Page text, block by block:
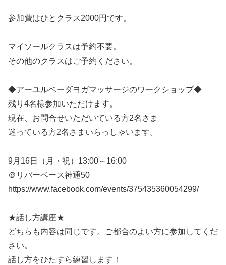
参加費はひとクラス2000円です。
マイソールクラスは予約不要。
その他のクラスはご予約ください。
◆アーユルベーダヨガマッサージのワークショップ◆
残り4名様参加いただけます。
現在、お問合せいただいている方2名さま
迷っている方2名さまいらっしゃいます。
9月16日（月・祝）13:00～16:00
＠リバーベース神通50
https://www.facebook.com/events/375435360054299/
★話し方講座★
どちらも内容は同じです。ご都合のよい方に参加してくだ
さい。
話し方をひたすら練習します！